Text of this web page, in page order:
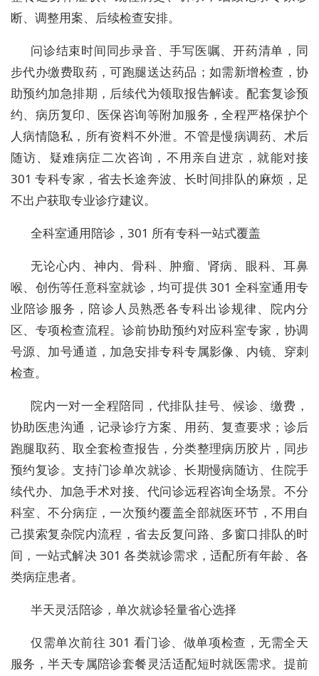
断、调整用案、后续检查安排。
问诊结束时间同步录音、手写医嘱、开药清单，同
步代办缴费取药，可跑腿送达药品；如需新增检查，协
助预约加急排期，后续代为领取报告解读。配套复诊预
约、病历复印、医保咨询等附加服务，全程严格保护个
人病情隐私，所有资料不外泄。不管是慢病调药、术后
随访、疑难病症二次咨询，不用亲自进京，就能对接
301 专科专家，省去长途奔波、长时间排队的麻烦，足
不出户获取专业诊疗建议。
全科室通用陪诊，301 所有专科一站式覆盖
无论心内、神内、骨科、肿瘤、肾病、眼科、耳鼻
喉、创伤等任意科室就诊，均可提供 301 全科室通用专
业陪诊服务，陪诊人员熟悉各专科出诊规律、院内分
区、专项检查流程。诊前协助预约对应科室专家，协调
号源、加号通道，加急安排专科专属影像、内镜、穿刺
检查。
院内一对一全程陪同，代排队挂号、候诊、缴费，
协助医患沟通，记录诊疗方案、用药、复查要求；诊后
跑腿取药、取全套检查报告，分类整理病历胶片，同步
预约复诊。支持门诊单次就诊、长期慢病随访、住院手
续代办、加急手术对接、代问诊远程咨询全场景。不分
科室、不分病症，一次预约覆盖全部就医环节，不用自
己摸索复杂院内流程，省去反复问路、多窗口排队的时
间，一站式解决 301 各类就诊需求，适配所有年龄、各
类病症患者。
半天灵活陪诊，单次就诊轻量省心选择
仅需单次前往 301 看门诊、做单项检查，无需全天
服务，半天专属陪诊套餐灵活适配短时就医需求。提前